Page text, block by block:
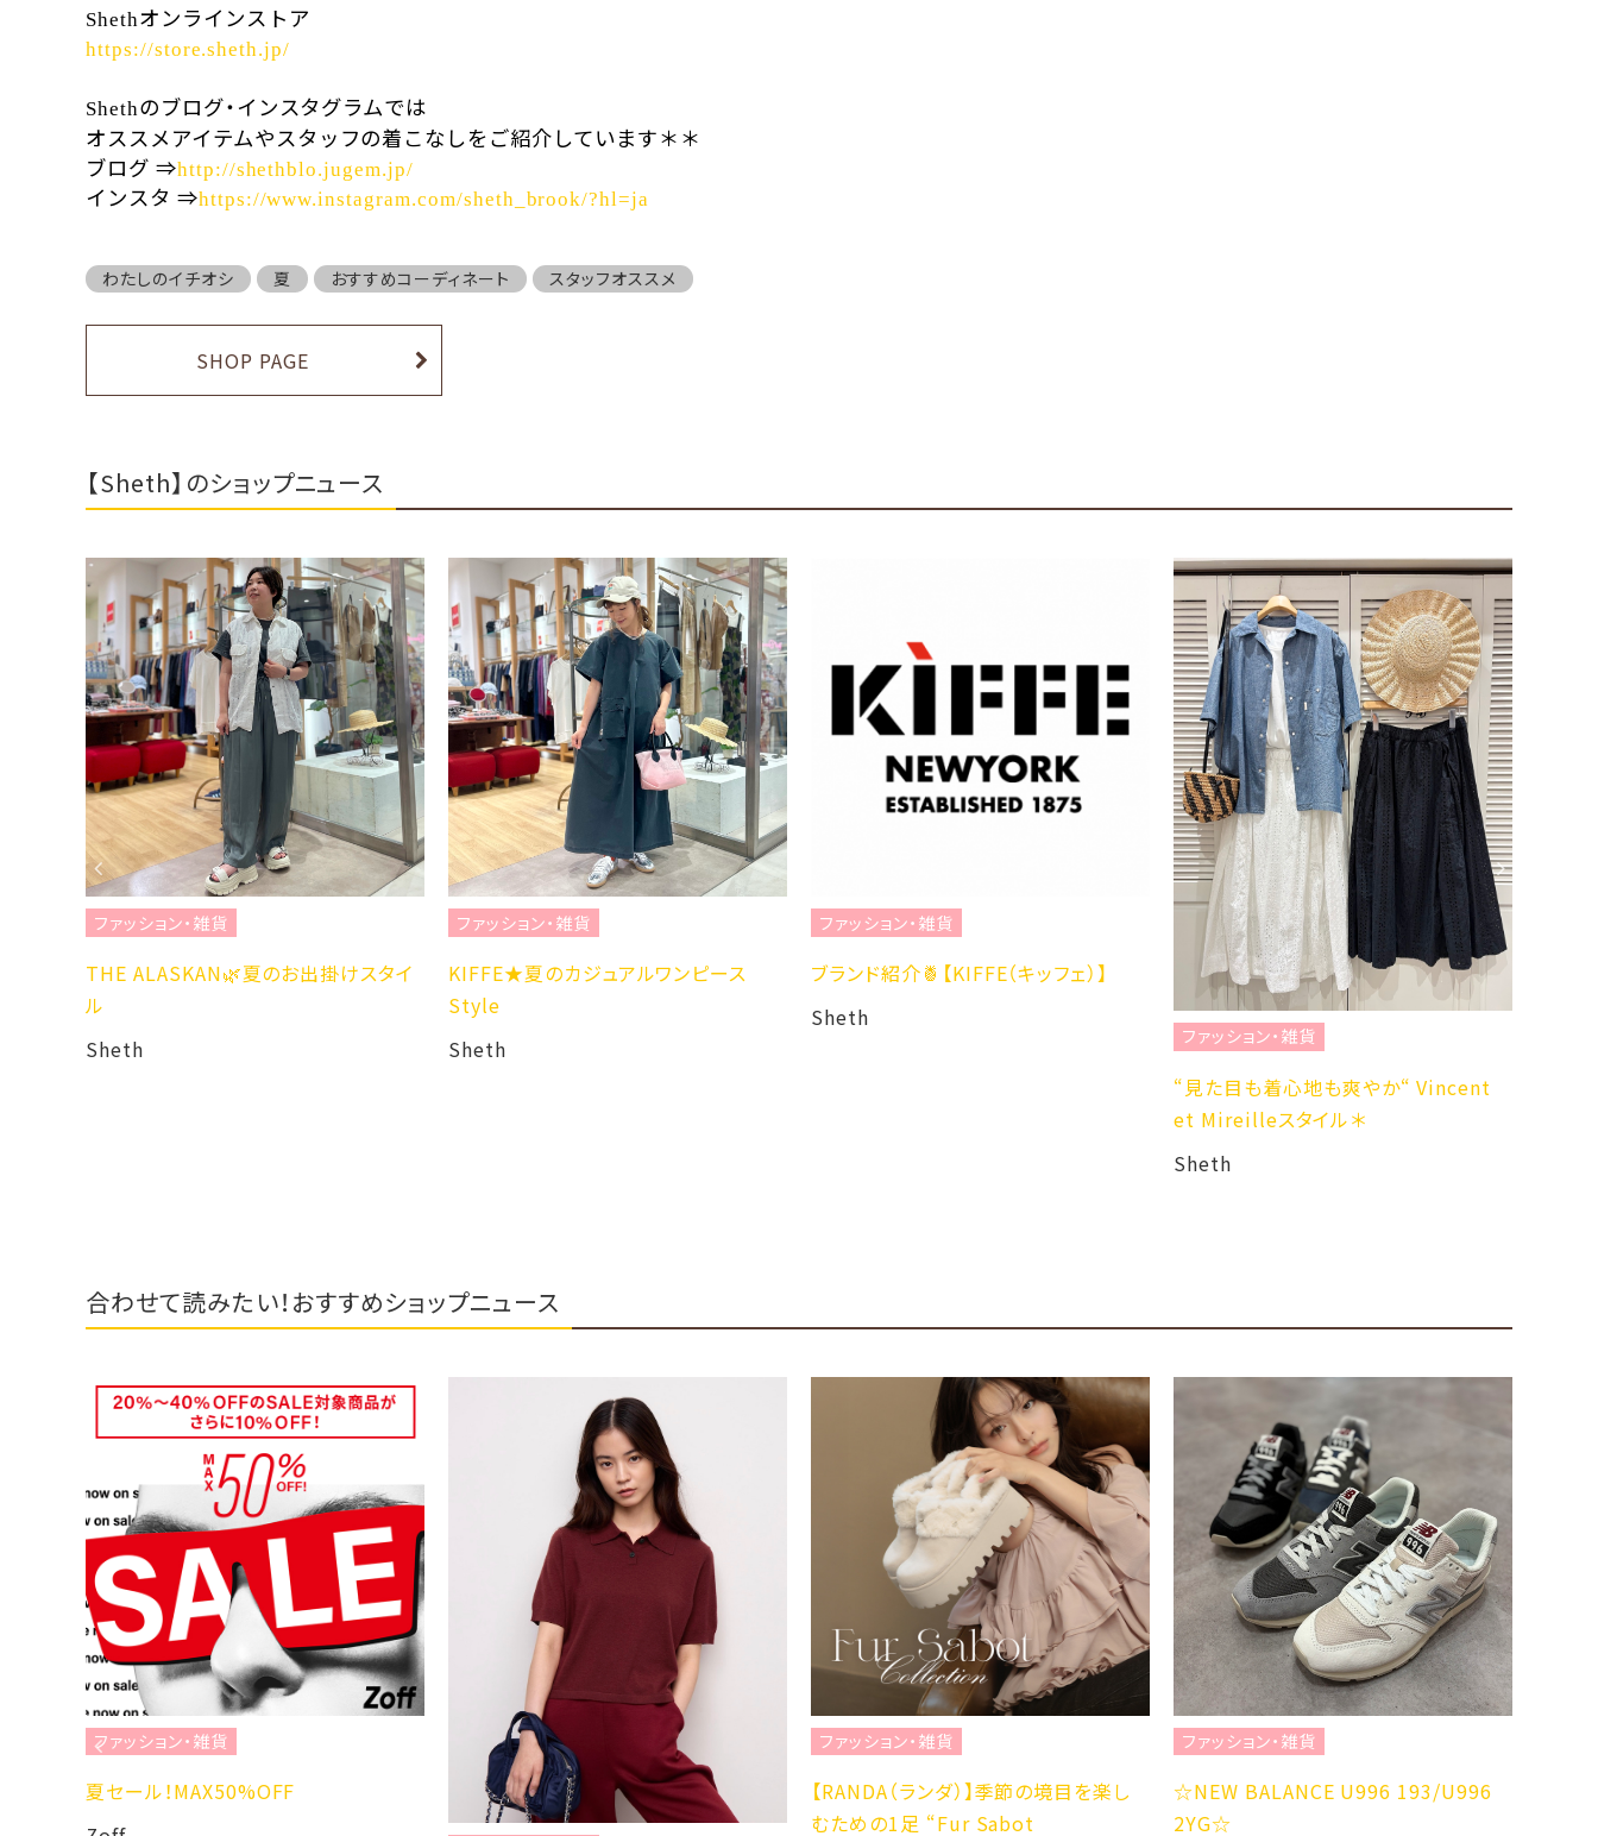
Shethオンラインストア
https://store.sheth.jp/
Shethのブログ・インスタグラムでは
オススメアイテムやスタッフの着こなしをご紹介しています＊＊
ブログ ⇒http://shethblo.jugem.jp/
インスタ ⇒https://www.instagram.com/sheth_brook/?hl=ja
わたしのイチオシ 夏 おすすめコーディネート スタッフオススメ
SHOP PAGE
【Sheth】のショップニュース
のお出掛けスタイ
ファッション・雑貨
KIFFE★夏のカジュアルワンピース
ファッション・雑貨
ブランド紹介🍍【KIFFE（キッフェ）】
“見た目も着心地も爽やか“ Vincent
ファッション・雑貨
涼しげな透かし刺繍シャツで “キレ
め大人コーデ”
合わせて読みたい！おすすめショップニュース
ファッション・雑貨
【RANDA（ランダ）】季節の境目を楽し
むための1足 “Fur Sabot
☆NEW BALANCE U996 193/U996
2YG☆
肌補正レンズ「美支度」